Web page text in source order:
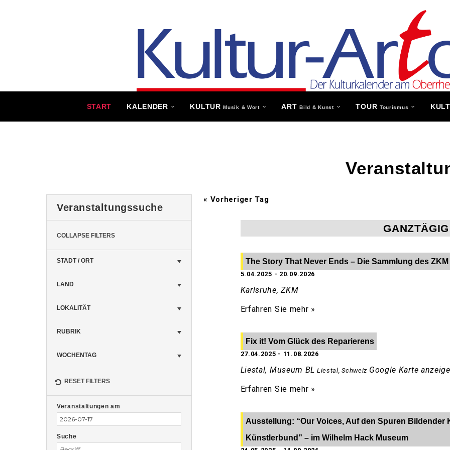
START KALENDER KULTURMusik & Wort ARTBild & Kunst TOUR Tourismus
Veranstaltungssuche
COLLAPSE FILTERS
STADT / ORT
LAND
LOKALITÄT
RUBRIK
WOCHENTAG
RESET FILTERS
Suche
und
Navigation
Veranstaltungen
SucheVeranstaltungen am
Suche
« Vorheriger Tag
GANZTÄGIG
The Story That Never Ends – Die Sammlung des ZKM
5.04.2025 - 20.09.2026
Karlsruhe, ZKM
Erfahren Sie mehr »
Fix it! Vom Glück des Reparierens
27.04.2025 - 11.08.2026
Liestal, Museum BL Liestal Schweiz Google Karte
Erfahren Sie mehr »
Ausstellung: “Our Voices, Auf den Spuren Bildender
Künstlerbund” – im Wilhelm Hack Museum